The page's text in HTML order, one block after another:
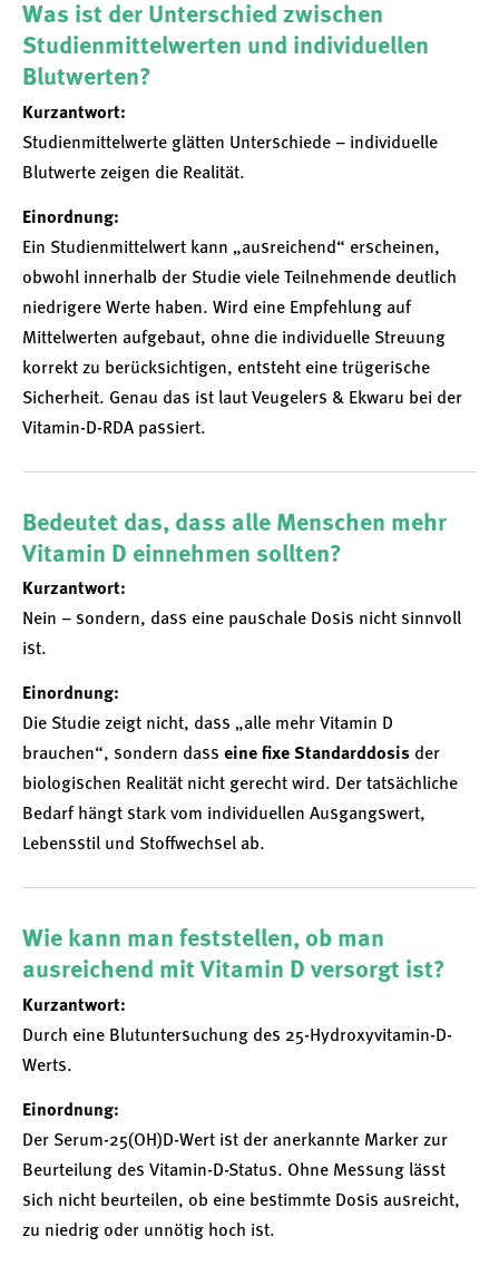
Was ist der Unterschied zwischen
Studienmittelwerten und individuellen
Blutwerten?
Kurzantwort:
Studienmittelwerte glätten Unterschiede – individuelle
Blutwerte zeigen die Realität.
Einordnung:
Ein Studienmittelwert kann „ausreichend“ erscheinen,
obwohl innerhalb der Studie viele Teilnehmende deutlich
niedrigere Werte haben. Wird eine Empfehlung auf
Mittelwerten aufgebaut, ohne die individuelle Streuung
korrekt zu berücksichtigen, entsteht eine trügerische
Sicherheit. Genau das ist laut Veugelers & Ekwaru bei der
Vitamin-D-RDA passiert.
Bedeutet das, dass alle Menschen mehr
Vitamin D einnehmen sollten?
Kurzantwort:
Nein – sondern, dass eine pauschale Dosis nicht sinnvoll
ist.
Einordnung:
Die Studie zeigt nicht, dass „alle mehr Vitamin D
brauchen“, sondern dass eine fixe Standarddosis der
biologischen Realität nicht gerecht wird. Der tatsächliche
Bedarf hängt stark vom individuellen Ausgangswert,
Lebensstil und Stoffwechsel ab.
Wie kann man feststellen, ob man
ausreichend mit Vitamin D versorgt ist?
Kurzantwort:
Durch eine Blutuntersuchung des 25-Hydroxyvitamin-D-
Werts.
Einordnung:
Der Serum-25(OH)D-Wert ist der anerkannte Marker zur
Beurteilung des Vitamin-D-Status. Ohne Messung lässt
sich nicht beurteilen, ob eine bestimmte Dosis ausreicht,
zu niedrig oder unnötig hoch ist.